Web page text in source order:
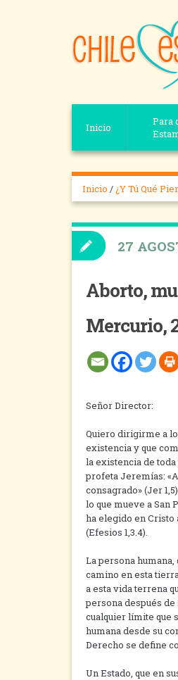
Inicio
Para
Inicio / ¿Y Tú Qué
Aborto,
Mercurio,
Señor Director:
Quiero dirigirme a
existencia y que
la existencia de
profeta Jeremías:
consagrado» (Jer
lo que mueve a San
ha elegido en Cristo
(Efesios 1,3.4).
La persona
camino en esta
a esta vida terrena
persona después
cualquier límite que
humana desde su
Derecho se define
Un Estado, que en
27